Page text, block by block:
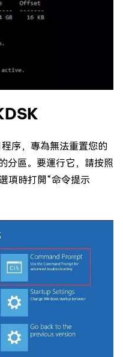
序，專為無法重置您的
分區。要運行它，請按照
項時打開“命令提示